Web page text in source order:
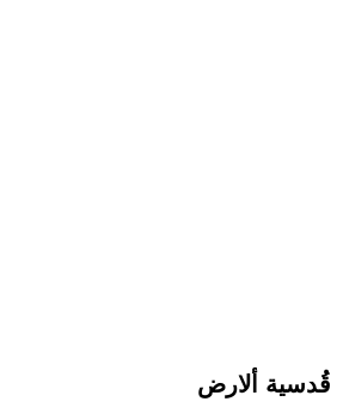
قُدسية ألارض